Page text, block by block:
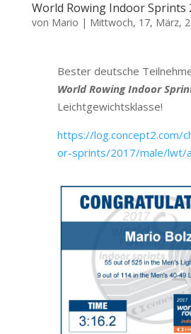
World Rowing Indoor Sprints
von Mario | Mittwoch, 17, März,
Bester deutsche
World Rowing Indoor
Leichtgewichtsklasse!
https://log.concept2.com/
or-sprints/2017/male/lwt/